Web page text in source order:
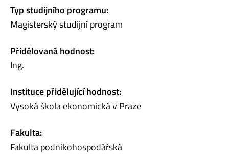
Typ studijního programu:
Magisterský studijní program
Přidělovaná hodnost:
Ing.
Instituce přidělující hodnost:
Vysoká škola ekonomická v Praze
Fakulta:
Fakulta podnikohospodářská